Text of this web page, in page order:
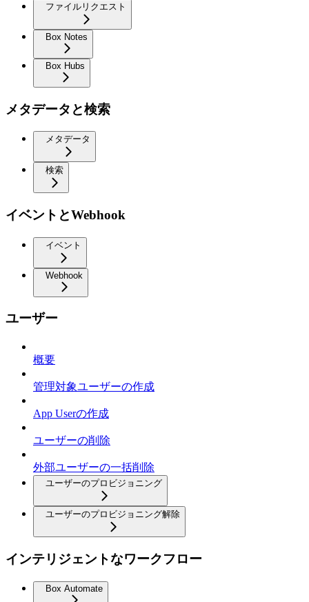
ファイルリクエスト
Box Notes
Box Hubs
メタデータと検索
メタデータ
検索
イベントとWebhook
イベント
Webhook
ユーザー
概要
管理対象ユーザーの作成
App Userの作成
ユーザーの削除
外部ユーザーの一括削除
ユーザーのプロビジョニング
ユーザーのプロビジョニング解除
インテリジェントなワークフロー
Box Automate